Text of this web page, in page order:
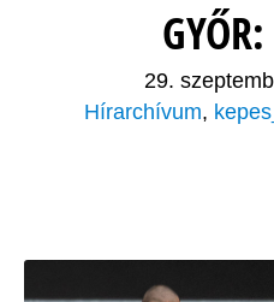
29.
Hírarchívum,